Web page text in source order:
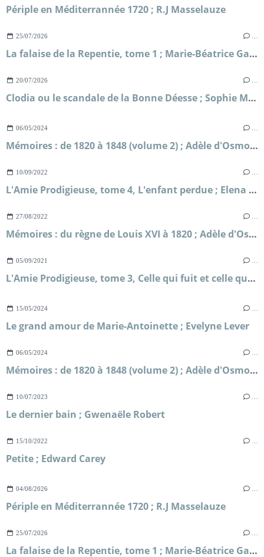
Périple en Méditerrannée 1720 ; R.J Masselauze
25/07/2026
La falaise de la Repentie, tome 1 ; Marie-Béatrice Gauvin
20/07/2026
Clodia ou le scandale de la Bonne Déesse ; Sophie Malick-Prunier
06/05/2024
Mémoires : de 1820 à 1848 (volume 2) ; Adèle d'Osmond comtesse de Boigne
10/09/2022
L'Amie Prodigieuse, tome 4, L'enfant perdue ; Elena Ferrante
27/08/2022
Mémoires : du règne de Louis XVI à 1820 ; Adèle d'Osmond, comtesse de Boigne
05/09/2021
L'Amie Prodigieuse, tome 3, Celle qui fuit et celle qui reste ; Elena Ferrante
15/05/2024
Le grand amour de Marie-Antoinette ; Evelyne Lever
06/05/2024
Mémoires : de 1820 à 1848 (volume 2) ; Adèle d'Osmond comtesse de Boigne
10/07/2023
Le dernier bain ; Gwenaële Robert
15/10/2022
Petite ; Edward Carey
04/08/2026
Périple en Méditerrannée 1720 ; R.J Masselauze
25/07/2026
La falaise de la Repentie, tome 1 ; Marie-Béatrice Gauvin